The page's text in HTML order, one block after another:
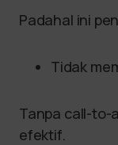
Padahal ini
Tidak
Tanpa call-to-
efektif.